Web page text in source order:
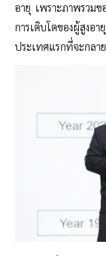
อายุ เพราะภาพรวม
การเติบโตของผู้สูงอ
ประเทศแรกที่จะกลา